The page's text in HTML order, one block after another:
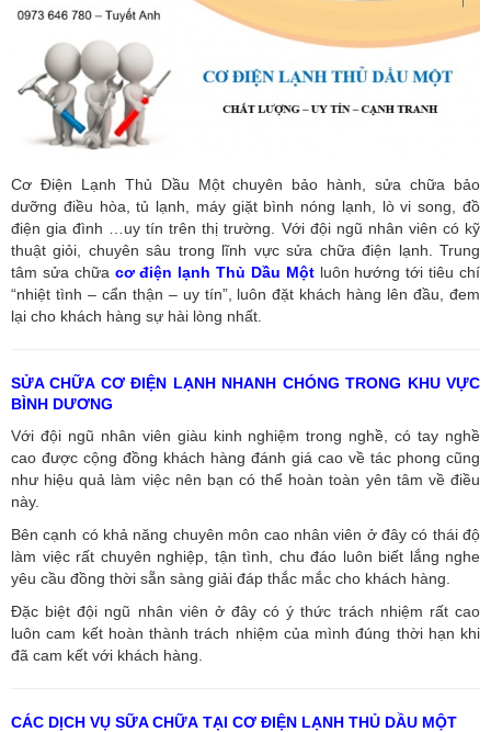
Cơ Điện Lạnh Thủ Dầu Một chuyên bảo hành, sửa chữa bảo
dưỡng điều hòa, tủ lạnh, máy giặt bình nóng lạnh, lò vi song, đồ
điện gia đình …uy tín trên thị trường. Với đội ngũ nhân viên có kỹ
thuật giỏi, chuyên sâu trong lĩnh vực sửa chữa điện lạnh. Trung
tâm sửa chữa cơ điện lạnh Thủ Dầu Mộtluôn hướng tới tiêu chí
“nhiệt tình – cẩn thận – uy tín”, luôn đặt khách hàng lên đầu, đem
lại cho khách hàng sự hài lòng nhất.
SỬA CHỮA CƠ ĐIỆN LẠNH NHANH CHÓNG TRONG KHU VỰC
BÌNH DƯƠNG
Với đội ngũ nhân viên giàu kinh nghiệm trong nghề, có tay nghề
cao được cộng đồng khách hàng đánh giá cao về tác phong cũng
như hiệu quả làm việc nên bạn có thể hoàn toàn yên tâm về điều
này.
Bên cạnh có khả năng chuyên môn cao nhân viên ở đây có thái độ
làm việc rất chuyên nghiệp, tận tình, chu đáo luôn biết lắng nghe
yêu cầu đồng thời sẵn sàng giải đáp thắc mắc cho khách hàng.
Đặc biệt đội ngũ nhân viên ở đây có ý thức trách nhiệm rất cao
luôn cam kết hoàn thành trách nhiệm của mình đúng thời hạn khi
đã cam kết với khách hàng.
CÁC DỊCH VỤ SỮA CHỮA TẠI CƠ ĐIỆN LẠNH THỦ DẦU MỘT